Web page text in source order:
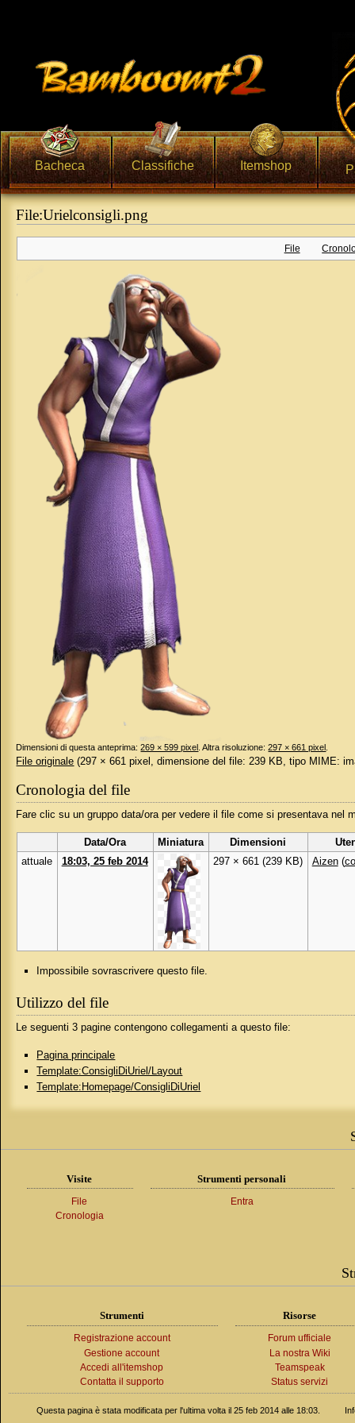
Bacheca Classifiche Itemshop
File:Urielconsigli.png
File
Dimensioni di questa anteprima:269 × 599 pixel .Altra risoluzione:297 × 661 pixel
File originale ‎(297 × 661 pixel, dimensione del file: 239 KB, tipo MIME:
Cronologia del file
Fare clic su un gruppo data/ora per vedere il file come si presentava nel
Data/Ora Miniatura Dimensioni
attuale
18:03, 25 feb 2014 297 × 661 (239 KB) Aizen (
Impossibile sovrascrivere questo file.
Utilizzo del file
Le seguenti 3 pagine contengono collegamenti a questo file:
Pagina principale
Template:ConsigliDiUriel/Layout
Template:Homepage/ConsigliDiUriel
Visite
File
Cronologia
Strumenti personali
Entra
Strumenti
Registrazione account
Gestione account
Accedi all'itemshop
Contatta il supporto
Risorse
Forum ufficiale
La nostra Wiki
Teamspeak
Status servizi
Questa pagina è stata modificata per l'ultima volta il 25 feb 2014 alle 18:03.